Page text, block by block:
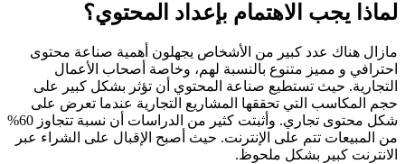
لماذا يجب الاهتمام بإعداد المحتوي؟
مازال هناك عدد كبير من الأشخاص يجهلون أهمية صناعة محتوى
احترافي و مميز متنوع بالنسبة لهم، وخاصة أصحاب الأعمال
التجارية. حيث تستطيع صناعة المحتوي أن تؤثر بشكل كبير على
حجم المكاسب التي تحققها المشاريع التجارية عندما تعرض على
شكل محتوى تجاري. وأثبتت كثير من الدراسات أن نسبة تتجاوز 60%
من المبيعات تتم على الإنترنت. حيث أصبح الإقبال على الشراء عبر
الانترنت كبير بشكل ملحوظ.